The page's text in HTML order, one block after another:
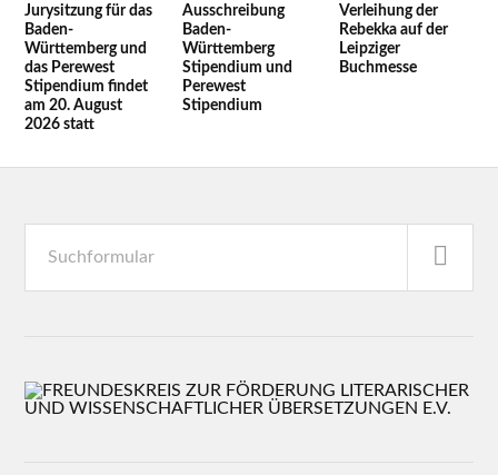
Jurysitzung für das
Baden-
Württemberg und
das Perewest
Stipendium findet
am 20. August
2026 statt
Ausschreibung
Baden-
Württemberg
Stipendium und
Perewest
Stipendium
Verleihung der
Rebekka auf der
Leipziger
Buchmesse